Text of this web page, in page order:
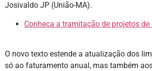
Josivaldo JP (União-MA).
Conheça a tramitação de projetos
O novo texto estende a atualização dos
só ao faturamento anual, mas também